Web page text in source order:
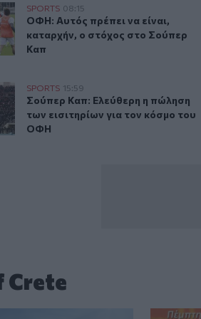
να είναι, καταρχήν, ο στόχος
SPORTS 08:15
ΟΦΗ: Αυτός πρέπει να είναι,
ΟΦΗ: Αυτός πρέπει να είναι,
καταρχήν, ο στόχος στο Σούπερ
Καπ
η πώληση των εισιτηρίων για
SPORTS 15:59
Σούπερ Καπ: Ελεύθερη η
Σούπερ Καπ: Ελεύθερη η πώληση
των εισιτηρίων για τον κόσμο του
ΟΦΗ
Crete